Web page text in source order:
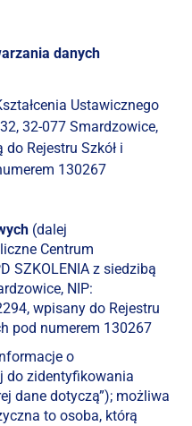
danych
Ustawicznego
32-077 Smardzowice,
Rejestru Szkół i
130267
(dalej
Centrum
SZKOLENIA z siedzibą
NIP:
wpisany do Rejestru
pod numerem 130267
o
do zidentyfikowania
dane dotyczą”); możliwa
to osoba, którą